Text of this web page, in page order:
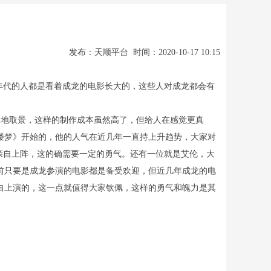
发布：天顺平台 时间：2020-10-17 10:15
的人都是看着成龙的电影长大的，这些人对成龙都会有
取景，这样的制作成本虽然高了，但给人在感觉更真
》开始的，他的人气在近几年一直持上升趋势，大家对
上阵，这的确需要一定的勇气。还有一位就是艾伦，大
要是成龙参演的电影都是备受欢迎，但近几年成龙的电
演的，这一点就值得大家钦佩，这样的勇气和魄力是其